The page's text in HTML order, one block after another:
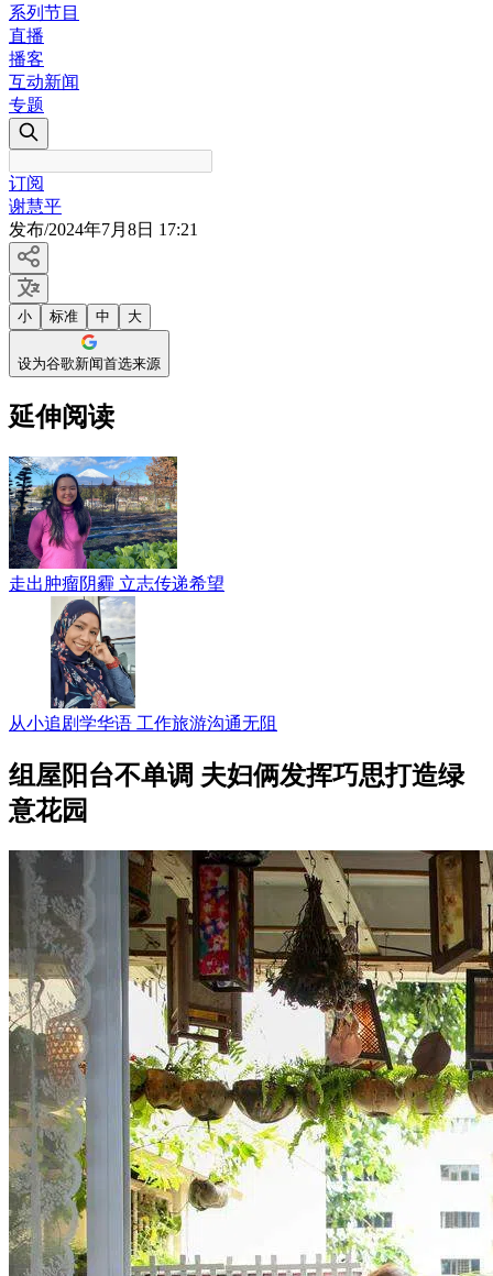
系列节目
直播
播客
互动新闻
专题
订阅
谢慧平
发布/2024年7月8日 17:21
小 标准 中 大
设为谷歌新闻首选来源
延伸阅读
走出肿瘤阴霾 立志传递希望
从小追剧学华语 工作旅游沟通无阻
组屋阳台不单调 夫妇俩发挥巧思打造绿
意花园